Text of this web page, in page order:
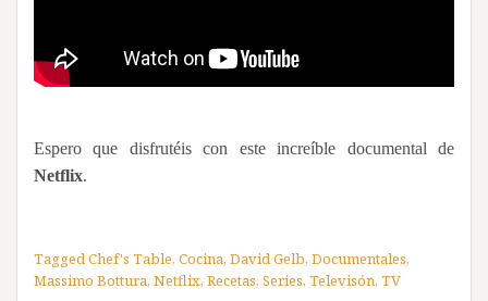
Espero que disfrutéis con este increíble documental de
Netflix.
TaggedChef's Table, Cocina, David Gelb, Documentales,
Massimo Bottura, Netflix, Recetas, Series, Televisón, TV